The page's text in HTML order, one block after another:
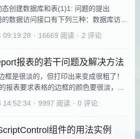
创建数据库和表(1)1: 问题的提出
数据访问接口有下列三种：数据库访问
Object)、远程数据库对象(RDO，
数据对象(ADO，ActiveX Data
09:19:28 · 16669 阅读 · 2 评论
报表的若干问题及解决方法
框是很淡的，但打印出来变成很粗了！
报表要求表格的边框的颜色要很淡，不
框的话Me.PageBorder.LeftStyle =
=
14:52:34 · 9997 阅读 · 0 评论
组件的用法实例